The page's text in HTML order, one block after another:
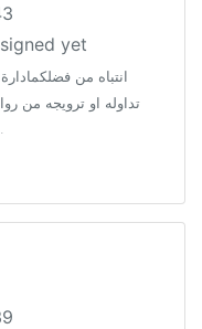
yet
تداوله او ترويجه من